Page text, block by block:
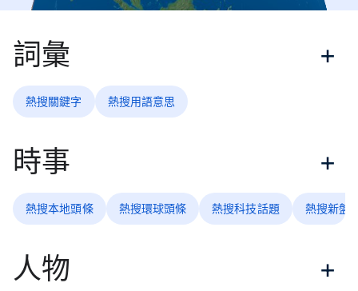
詞彙
熱搜關鍵字 熱搜用語意思
時事
熱搜本地頭條 熱搜環球頭條 熱搜科技話題 熱搜新盤
人物